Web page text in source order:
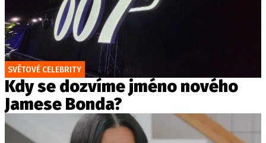
SVĚTOVÉ CELEBRITY
Kdy se dozvíme jméno nového
Jamese Bonda?